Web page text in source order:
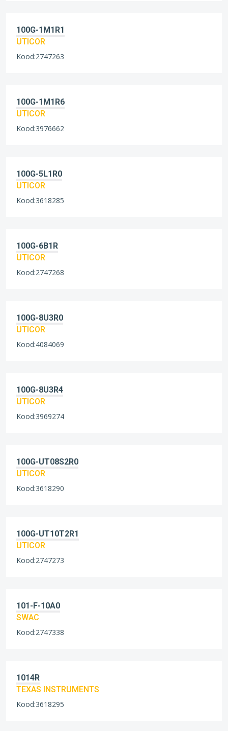
100G-1M1R1
UTICOR
Kood:2747263
100G-1M1R6
UTICOR
Kood:3976662
100G-5L1R0
UTICOR
Kood:3618285
100G-6B1R
UTICOR
Kood:2747268
100G-8U3R0
UTICOR
Kood:4084069
100G-8U3R4
UTICOR
Kood:3969274
100G-UT08S2R0
UTICOR
Kood:3618290
100G-UT10T2R1
UTICOR
Kood:2747273
101-F-10A0
SWAC
Kood:2747338
1014R
TEXAS INSTRUMENTS
Kood:3618295